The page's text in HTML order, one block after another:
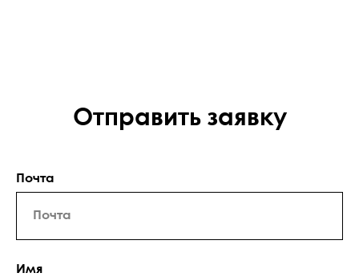
Отправить заявку
Почта
Имя